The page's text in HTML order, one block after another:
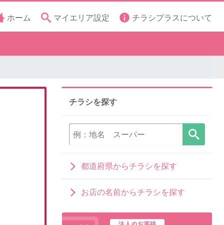
ホーム マイエリア設定 チラシプラスについて
チラシを探す
都道府県からチラシを探す
お店の名前からチラシを探す